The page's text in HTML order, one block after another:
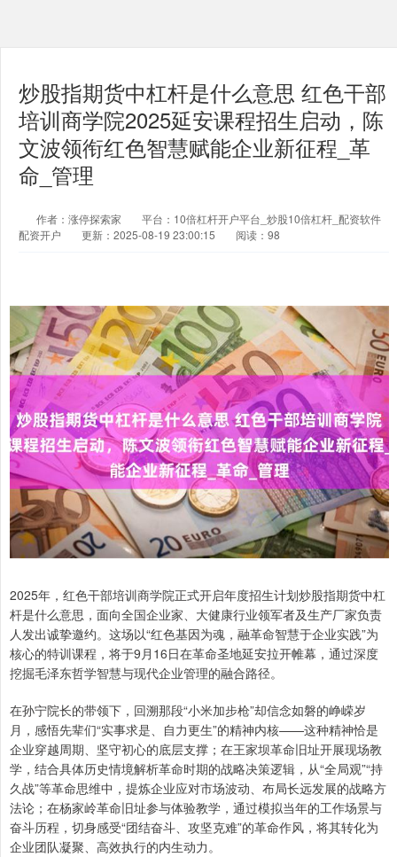
炒股指期货中杠杆是什么意思 红色干部
培训商学院2025延安课程招生启动，陈
文波领衔红色智慧赋能企业新征程_革
命_管理
作者：涨停探索家
平台：10倍杠杆开户平台_炒股10倍杠杆_配资软件
配资开户
更新：2025-08-19 23:00:15 阅读：98
2025年，红色干部培训商学院正式开启年度招生计划炒股指期货中杠
杆是什么意思，面向全国企业家、大健康行业领军者及生产厂家负责
人发出诚挚邀约。这场以“红色基因为魂，融革命智慧于企业实践”为
核心的特训课程，将于9月16日在革命圣地延安拉开帷幕，通过深度
挖掘毛泽东哲学智慧与现代企业管理的融合路径。
在孙宁院长的带领下，回溯那段“小米加步枪”却信念如磐的峥嵘岁
月，感悟先辈们“实事求是、自力更生”的精神内核——这种精神恰是
企业穿越周期、坚守初心的底层支撑；在王家坝革命旧址开展现场教
学，结合具体历史情境解析革命时期的战略决策逻辑，从“全局观”“持
久战”等革命思维中，提炼企业应对市场波动、布局长远发展的战略方
法论；在杨家岭革命旧址参与体验教学，通过模拟当年的工作场景与
奋斗历程，切身感受“团结奋斗、攻坚克难”的革命作风，将其转化为
企业团队凝聚、高效执行的内生动力。